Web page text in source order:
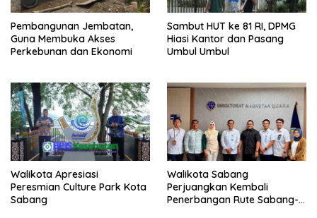
Pembangunan Jembatan,
Guna Membuka Akses
Perkebunan dan Ekonomi
Sambut HUT ke 81 RI, DPMG
Hiasi Kantor dan Pasang
Umbul Umbul
Walikota Apresiasi
Peresmian Culture Park Kota
Sabang
Walikota Sabang
Perjuangkan Kembali
Penerbangan Rute Sabang-